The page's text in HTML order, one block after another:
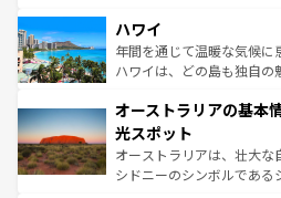
着のスイス情報は
のような巨大都市は、観光
ンメントが詰まった刺激的
西部には大自然が広がり
部のニューオーリンズでは
文化が魅力。旅行者はアメ
しみながら、その多様性と
るだろう。車でのロードト
ハワイ
年間を通じて温暖な気候に
ハワイは、どの島も独自の
ワイ島は見逃せない。また
島だが、静かな自然を求め
おすすめ。エメラルドグリ
文化や歴史が息づいている
オーストラリアの基本
光スポット
オーストラリアは、壮大な
シドニーのシンボルである